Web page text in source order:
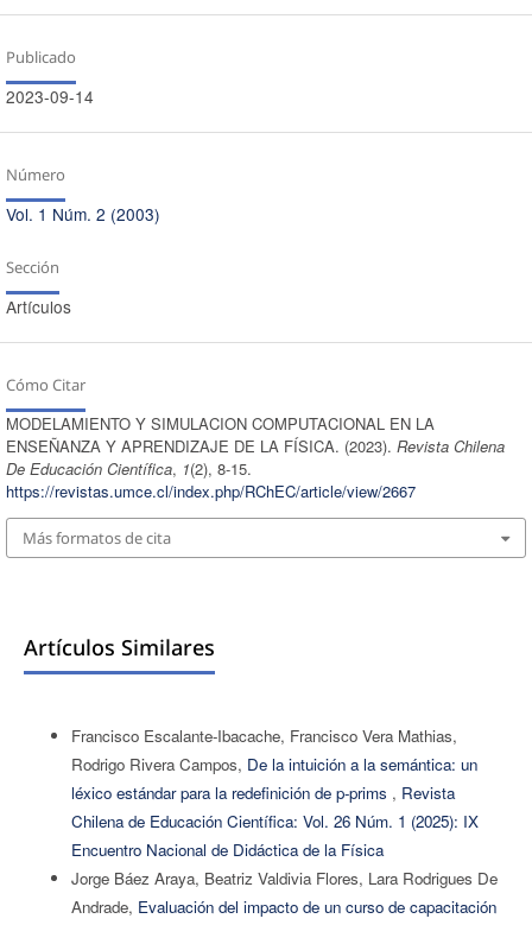
Publicado
2023-09-14
Número
Vol. 1 Núm. 2 (2003)
Sección
Artículos
Cómo Citar
MODELAMIENTO Y SIMULACION COMPUTACIONAL EN LA
ENSEÑANZA Y APRENDIZAJE DE LA FÍSICA. (2023). Revista Chilena
De Educación Científica, 1(2), 8-15.
https://revistas.umce.cl/index.php/RChEC/article/view/2667
Más formatos de cita
Artículos Similares
Francisco Escalante-Ibacache, Francisco Vera Mathias,
Rodrigo Rivera Campos, De la intuición a la semántica: un
léxico estándar para la redefinición de p-prims , Revista
Chilena de Educación Científica: Vol. 26 Núm. 1 (2025): IX
Encuentro Nacional de Didáctica de la Física
Jorge Báez Araya, Beatriz Valdivia Flores, Lara Rodrigues De
Andrade, Evaluación del impacto de un curso de capacitación